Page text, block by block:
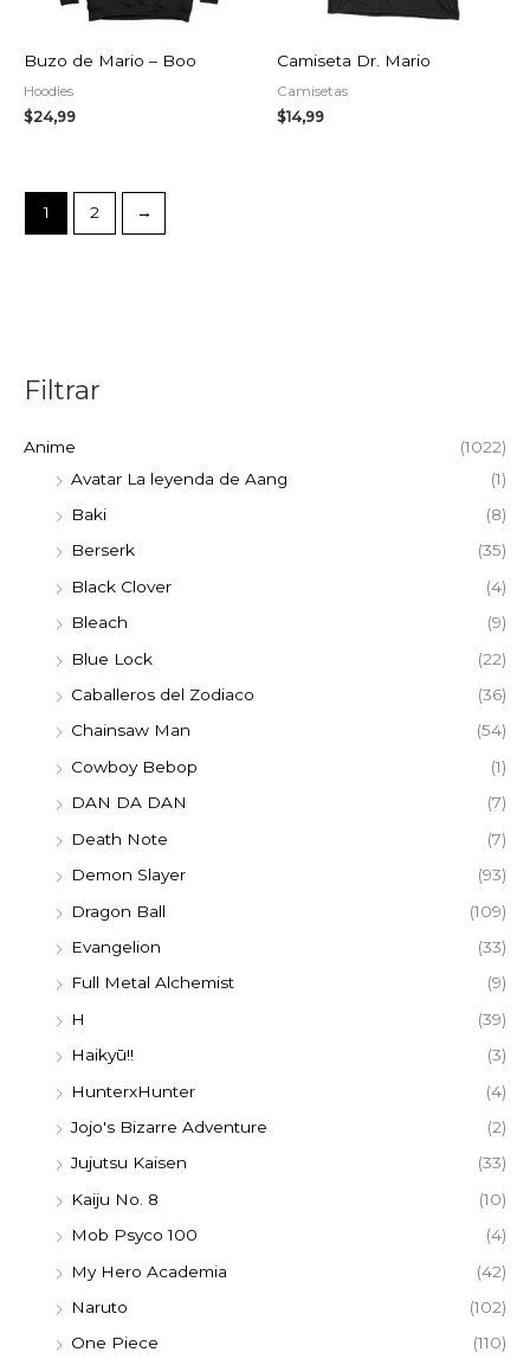
Filtrar
Anime
(1022)
Avatar La leyenda de Aang
(1)
Baki
(8)
Berserk
(35)
Black Clover
(4)
Bleach
(9)
Blue Lock
(22)
Caballeros del Zodiaco
(36)
Chainsaw Man
(54)
Cowboy Bebop
(1)
DAN DA DAN
(7)
Death Note
(7)
Demon Slayer
(93)
Dragon Ball
(109)
Evangelion
(33)
Full Metal Alchemist
(9)
H
(39)
Haikyū!!
(3)
HunterxHunter
(4)
Jojo's Bizarre Adventure
(2)
Jujutsu Kaisen
(33)
Kaiju No. 8
(10)
Mob Psyco 100
(4)
My Hero Academia
(42)
Naruto
(102)
One Piece
(110)
Buzo de Mario – Boo
Hoodies
$24,99
Camiseta Dr. Mario
Camisetas
$14,99
1 2 →